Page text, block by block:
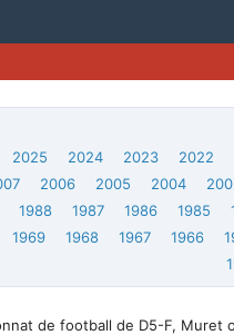
2025 2024 2023 2022
2006 2005 2004
1988 1987 1986 1985
1969 1968 1967 1966
de football de D5-F, Muret